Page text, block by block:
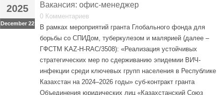
2025
December 22
Вакансия: офис-менеджер
0 Комментариев
В рамках мероприятий гранта Глобального фонда для
борьбы со СПИДом, туберкулезом и малярией (далее –
ГФСТМ KAZ-H-RAC/3508): «Реализация устойчивых
стратегических мер по сдерживанию эпидемии ВИЧ-
инфекции среди ключевых групп населения в Республике
Казахстан на 2024–2026 годы» суб-контракт гранта
Объединения юридических лиц «Казахстанский Союз